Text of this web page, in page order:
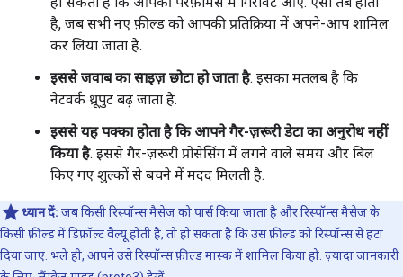
है, जब सभी नए फ़ील्ड को आपकी प्रतिक्रिया में अपने-आप शामिल
कर लिया जाता है.
इससे जवाब का साइज़ छोटा हो जाता है. इसका मतलब है कि
नेटवर्क थ्रूपुट बढ़ जाता है.
इससे यह पक्का होता है कि आपने गैर-ज़रूरी डेटा का अनुरोध नहीं
किया है. इससे गैर-ज़रूरी प्रोसेसिंग में लगने वाले समय और बिल
किए गए शुल्कों से बचने में मदद मिलती है.
ध्यान दें: जब किसी रिस्पॉन्स मैसेज को पार्स किया जाता है और रिस्पॉन्स मैसेज के
किसी फ़ील्ड में डिफ़ॉल्ट वैल्यू होती है, तो हो सकता है कि उस फ़ील्ड को रिस्पॉन्स से हटा
दिया जाए. भले ही, आपने उसे रिस्पॉन्स फ़ील्ड मास्क में शामिल किया हो. ज़्यादा जानकारी